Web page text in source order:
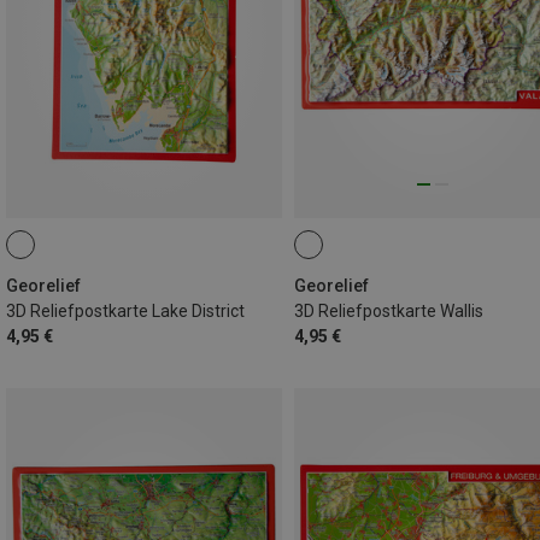
Georelief
3D Reliefpostkarte Lake District
4,95 €
Georelief
3D Reliefpostkarte Wallis
4,95 €